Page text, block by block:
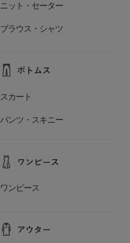
ニット・セーター
ブラウス・シャツ
スカート
パンツ・スキニー
ワンピース